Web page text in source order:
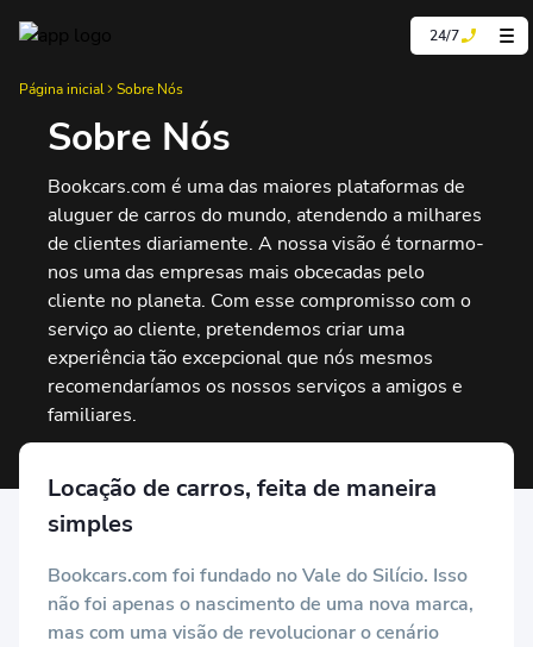
24/7
Página inicial Sobre Nós
Sobre Nós
Bookcars.com é uma das maiores plataformas de
aluguer de carros do mundo, atendendo a milhares
de clientes diariamente. A nossa visão é tornarmo-
nos uma das empresas mais obcecadas pelo
cliente no planeta. Com esse compromisso com o
serviço ao cliente, pretendemos criar uma
experiência tão excepcional que nós mesmos
recomendaríamos os nossos serviços a amigos e
familiares.
Locação de carros, feita de maneira
simples
Bookcars.com foi fundado no Vale do Silício. Isso
não foi apenas o nascimento de uma nova marca,
mas com uma visão de revolucionar o cenário